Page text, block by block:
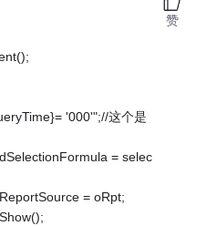
'000'";//这个是
= selec
= oRpt;
赞